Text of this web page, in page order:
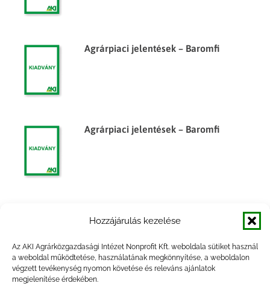
Hozzájárulás kezelése
Az AKI Agrárközgazdasági Intézet Nonprofit Kft. weboldala sütiket használ
a weboldal működtetése, használatának megkönnyítése, a weboldalon
végzett tevékenység nyomon követése és releváns ajánlatok
megjelenítése érdekében.
Agrárpiaci jelentések – Baromfi
Agrárpiaci jelentések – Baromfi